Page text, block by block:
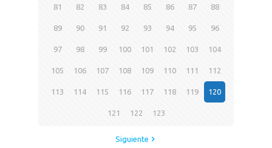
81 82 83 84 85 86 87 88
89 90 91 92 93 94 95 96
97 98 99 100 101 102 103 104
105 106 107 108 109 110 111 112
113 114 115 116 117 118 119 120
121 122 123
Siguiente